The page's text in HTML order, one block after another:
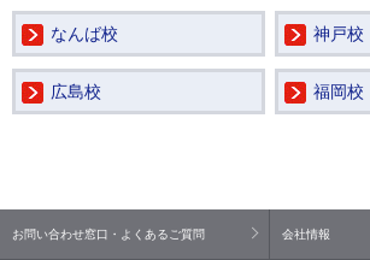
なんば校 神戸校
広島校 福岡校
お問い合わせ窓口・よくあるご質問 会社情報